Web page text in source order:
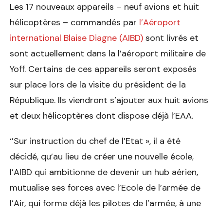
Les 17 nouveaux appareils – neuf avions et huit
hélicoptères – commandés par l’Aéroport
international Blaise Diagne (AIBD) sont livrés et
sont actuellement dans la l’aéroport militaire de
Yoff. Certains de ces appareils seront exposés
sur place lors de la visite du président de la
République. Ils viendront s’ajouter aux huit avions
et deux hélicoptères dont dispose déjà l’EAA.
‘’Sur instruction du chef de l’Etat », il a été
décidé, qu’au lieu de créer une nouvelle école,
l’AIBD qui ambitionne de devenir un hub aérien,
mutualise ses forces avec l’Ecole de l’armée de
l’Air, qui forme déjà les pilotes de l’armée, à une